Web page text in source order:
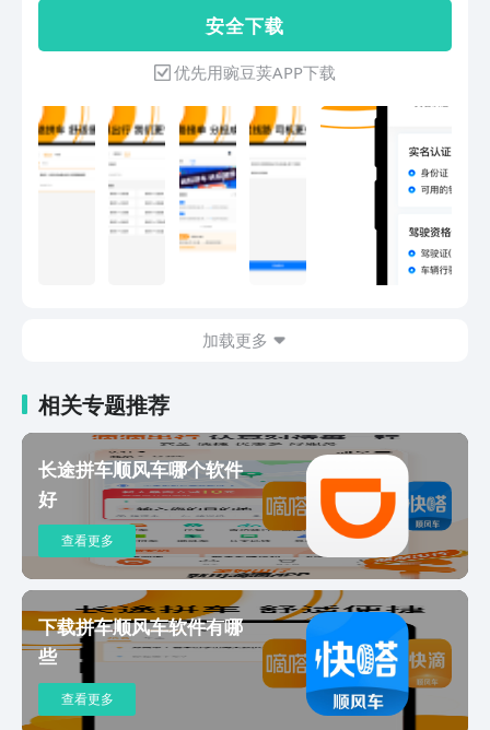
达目的地，无需转车 哈啰顺风车：发布
行程支持地图选点 网约车专线：专线在
手，出行无忧 顺风车车主：顺路接单，
分担成本 顺风车司机端：一键发布，智
能推荐 顺风车司机版：兼职打车司机，
轻松赚钱 顺风车出行保障：安全出行，
30万承运人责任险 【温馨提示】 拼客顺
风车在使用过程中会持续使用GPS定位服
务，即使切换至后台，在部分情况下仍会
继续使用，例如在共享位置时，相比其他
操作会消耗更多电量，并影响电池续航时
decrease battery life。 【联系我们】 官
400-827-2099 微信公众号：拼客顺风车
安 全 下 载
优先用豌豆荚APP下载
加载更多
相关专题推荐
长途拼车顺风车哪个软件
好
查看更多
下载拼车顺风车软件有哪
些
查看更多